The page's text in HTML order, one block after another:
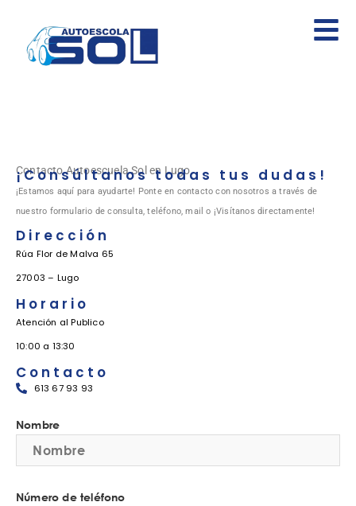
Contacto Autoescuela Sol en Lugo
¡Consúltanos todas tus dudas!
¡Estamos aquí para ayudarte! Ponte en contacto con nosotros a través de
nuestro formulario de consulta, teléfono, mail o ¡Visítanos directamente!
Dirección
Rúa Flor de Malva 65
27003 – Lugo
Horario
Atención al Publico
10:00 a 13:30
Contacto
613 67 93 93
Nombre
Número de teléfono